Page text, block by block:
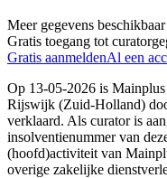
Meer gegevens
Gratis toegang tot
Gratis aanmeldenAl een
Op 13-05-2026 is
Rijswijk (Zuid-Holland)
verklaard. Als curator is
insolventienummer van
(hoofd)activiteit van
overige zakelijke